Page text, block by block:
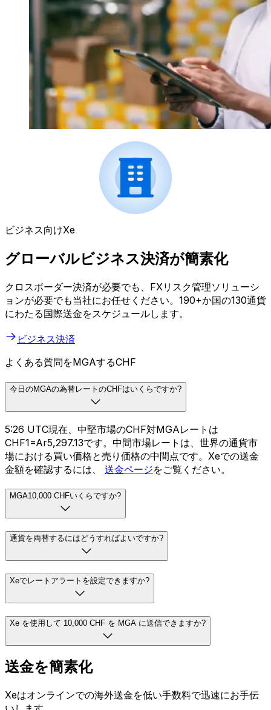
ビジネス向けXe
グローバルビジネス決済が簡素化
クロスボーダー決済が必要でも、FXリスク管理ソリューシ
ョンが必要でも当社にお任せください。190+か国の130通貨
にわたる国際送金をスケジュールします。
ビジネス決済
よくある質問をMGAするCHF
今日のMGAの為替レートのCHFはいくらですか?
5:26 UTC現在、中堅市場のCHF対MGAレートは
CHF1=Ar5,297.13です。中間市場レートは、世界の通貨市
場における買い価格と売り価格の中間点です。Xeでの送金
金額を確認するには、 送金ページをご覧ください。
MGA10,000 CHFいくらですか?
通貨を両替するにはどうすればよいですか?
Xeでレートアラートを設定できますか?
Xe を使用して 10,000 CHF を MGA に送信できますか?
送金を簡素化
Xeはオンラインでの海外送金を低い手数料で迅速にお手伝